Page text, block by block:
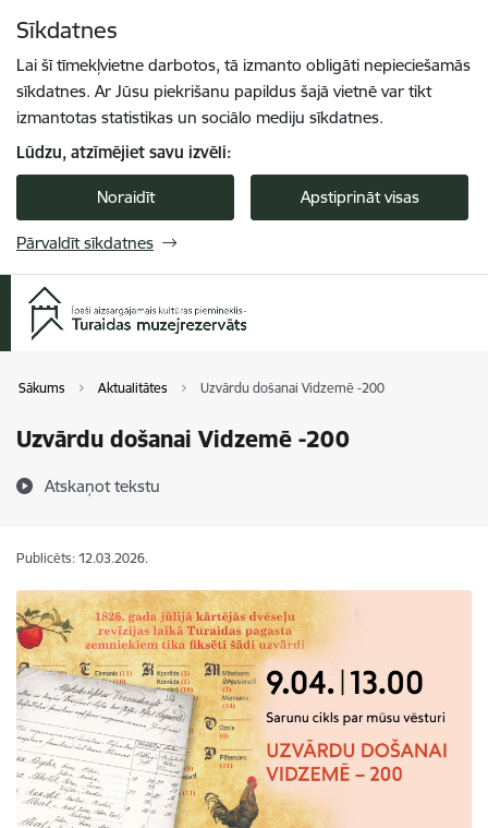
Sīkdatnes
Lai šī tīmekļvietne darbotos, tā izmanto obligāti nepieciešamās
sīkdatnes. Ar Jūsu piekrišanu papildus šajā vietnē var tikt
izmantotas statistikas un sociālo mediju sīkdatnes.
Lūdzu, atzīmējiet savu izvēli:
Noraidīt Apstiprināt visas
Pārvaldīt sīkdatnes
Sākums Aktualitātes Uzvārdu došanai Vidzemē -200
Uzvārdu došanai Vidzemē -200
Atskaņot tekstu
Publicēts: 12.03.2026.